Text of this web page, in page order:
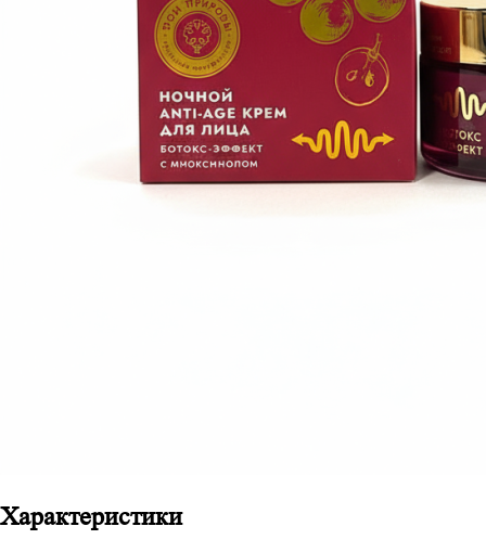
Характеристики